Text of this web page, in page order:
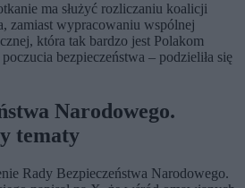
ma służyć rozliczaniu koalicji
zamiast wypracowaniu wspólnej
która tak bardzo jest Polakom
bezpieczeństwa – podzieliła się
Narodowego.
tematy
Rady Bezpieczeństwa Narodowego.